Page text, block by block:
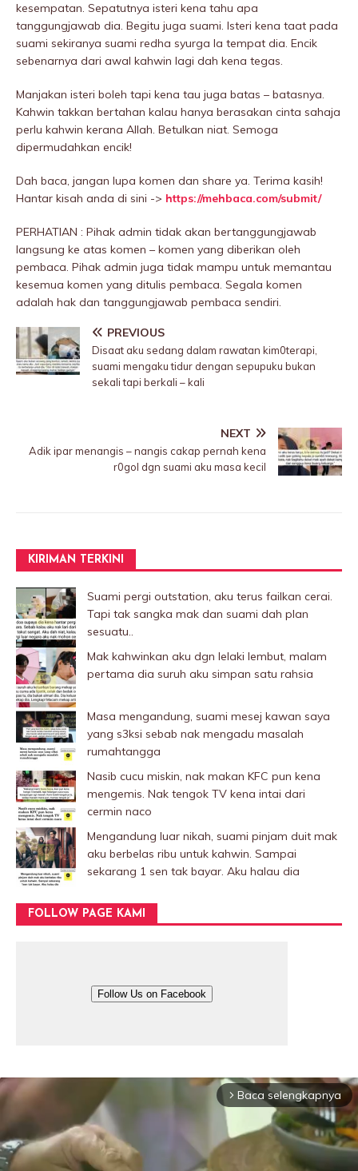
kesempatan. Sepatutnya isteri kena tahu apa
tanggungjawab dia. Begitu juga suami. Isteri kena taat pada
suami sekiranya suami redha syurga la tempat dia. Encik
sebenarnya dari awal kahwin lagi dah kena tegas.
Manjakan isteri boleh tapi kena tau juga batas – batasnya.
Kahwin takkan bertahan kalau hanya berasakan cinta sahaja
perlu kahwin kerana Allah. Betulkan niat. Semoga
dipermudahkan encik!
Dah baca, jangan lupa komen dan share ya. Terima kasih!
Hantar kisah anda di sini -> https://mehbaca.com/submit/
PERHATIAN : Pihak admin tidak akan bertanggungjawab
langsung ke atas komen – komen yang diberikan oleh
pembaca. Pihak admin juga tidak mampu untuk memantau
kesemua komen yang ditulis pembaca. Segala komen
adalah hak dan tanggungjawab pembaca sendiri.
PREVIOUS
Disaat aku sedang dalam rawatan kim0terapi,
suami mengaku tidur dengan sepupuku bukan
sekali tapi berkali – kali
NEXT
Adik ipar menangis – nangis cakap pernah kena
r0goI dgn suami aku masa kecil
KIRIMAN TERKINI
Suami pergi outstation, aku terus failkan cerai.
Tapi tak sangka mak dan suami dah plan
sesuatu..
Mak kahwinkan aku dgn lelaki Iembut, malam
pertama dia suruh aku simpan satu rahsia
Masa mengandung, suami mesej kawan saya
yang s3ksi sebab nak mengadu masalah
rumahtangga
Nasib cucu miskin, nak makan KFC pun kena
mengemis. Nak tengok TV kena intai dari
cermin naco
Mengandung luar nikah, suami pinjam duit mak
aku berbelas ribu untuk kahwin. Sampai
sekarang 1 sen tak bayar. Aku halau dia
FOLLOW PAGE KAMI
Follow Us on Facebook
arrow_forward_ios Baca selengkapnya